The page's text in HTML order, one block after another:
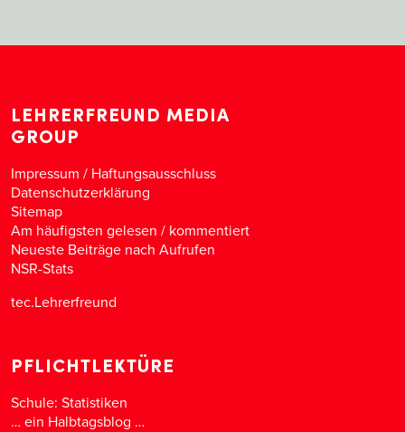
LEHRERFREUND MEDIA
GROUP
Impressum / Haftungsausschluss
Datenschutzerklärung
Sitemap
Am häufigsten gelesen / kommentiert
Neueste Beiträge nach Aufrufen
NSR-Stats
tec.Lehrerfreund
PFLICHTLEKTÜRE
Schule: Statistiken
… ein Halbtagsblog …